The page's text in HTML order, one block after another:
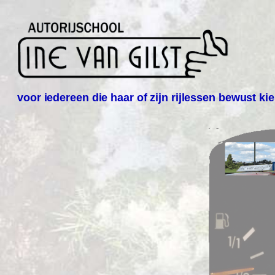
voor iedereen die haar of zijn rijlessen bewust